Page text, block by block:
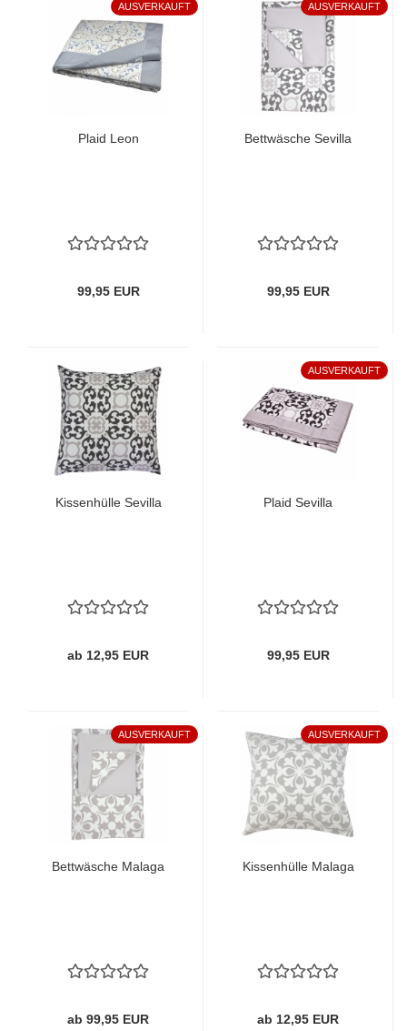
AUSVERKAUFT
Plaid Leon
99,95 EUR
AUSVERKAUFT
Bettwäsche Sevilla
99,95 EUR
Kissenhülle Sevilla
ab 12,95 EUR
AUSVERKAUFT
Plaid Sevilla
99,95 EUR
AUSVERKAUFT
Bettwäsche Malaga
ab 99,95 EUR
AUSVERKAUFT
Kissenhülle Malaga
ab 12,95 EUR